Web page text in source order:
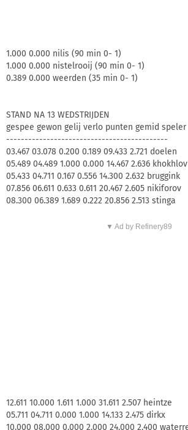
1.000 0.000 nilis (90 min 0- 1)
1.000 0.000 nistelrooij (90 min 0- 1)
0.389 0.000 weerden (35 min 0- 1)
STAND NA 13 WEDSTRIJDEN
gespee gewon gelij verlo punten gemid speler
--------------------------------------------
03.467 03.078 0.200 0.189 09.433 2.721 doelen
05.489 04.489 1.000 0.000 14.467 2.636 khokhlov
05.433 04.711 0.167 0.556 14.300 2.632 bruggink
07.856 06.611 0.633 0.611 20.467 2.605 nikiforov
08.300 06.389 1.689 0.222 20.856 2.513 stinga
▼ Ad by Refinery89
12.611 10.000 1.611 1.000 31.611 2.507 heintze
05.711 04.711 0.000 1.000 14.133 2.475 dirkx
10.000 08.000 0.000 2.000 24.000 2.400